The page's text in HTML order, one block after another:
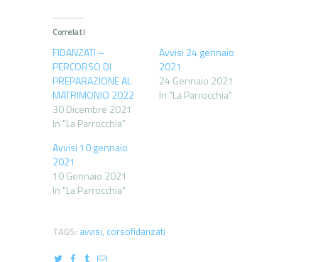
Correlati
FIDANZATI –
PERCORSO DI
PREPARAZIONE AL
MATRIMONIO 2022
30 Dicembre 2021
In "La Parrocchia"
Avvisi 24 gennaio
2021
24 Gennaio 2021
In "La Parrocchia"
Avvisi 10 gennaio
2021
10 Gennaio 2021
In "La Parrocchia"
TAGS: avvisi, corsofidanzati